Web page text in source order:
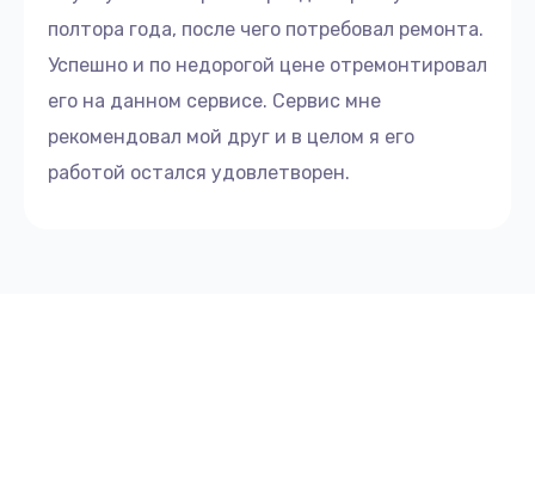
полтора года, после чего потребовал ремонта.
Успешно и по недорогой цене отремонтировал
его на данном сервисе. Сервис мне
рекомендовал мой друг и в целом я его
работой остался удовлетворен.